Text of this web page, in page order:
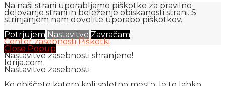
Na naši strani uporabljamo piškotke za pravilno
delovanje strani in beleženje obiskanosti strani. S
strinjanjem nam dovolite uporabo piškotkov.
Potrjujem Nastavitve Zavračam
Center zasebnosti Piškotki
Close Popup
Nastavitve zasebnosti shranjene!
Idrija.com
Nastavitve zasebnosti